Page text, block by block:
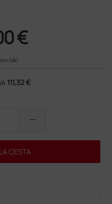
€
IVA)
111,32 €
remove
CESTA